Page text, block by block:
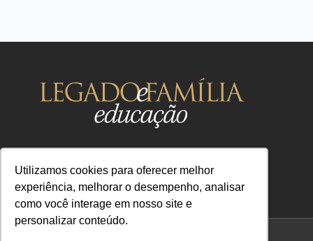
Utilizamos cookies para oferecer melhor
experiência, melhorar o desempenho, analisar
como você interage em nosso site e
personalizar conteúdo.
contato@legadoefamilia.com
CNPJ 39.347.079/0001-67